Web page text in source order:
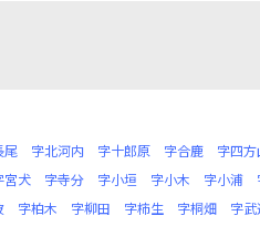
尾 字北河内 字十郎原 字合鹿
字四方
宮犬 字寺分 字小垣 字小木 字小浦
字柏木 字柳田 字柿生 字桐畑
字